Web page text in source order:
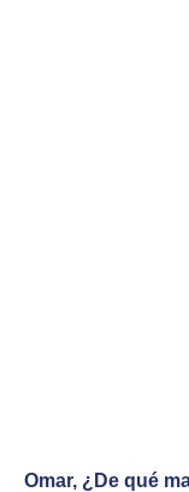
Omar, ¿De qué